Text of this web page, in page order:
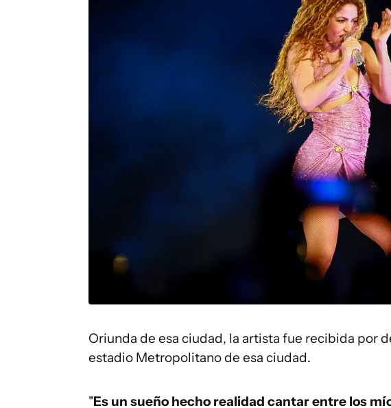
Oriunda de esa ciudad, la artista fue recibida por
estadio Metropolitano de esa ciudad.
"Es un sueño hecho realidad cantar entre los